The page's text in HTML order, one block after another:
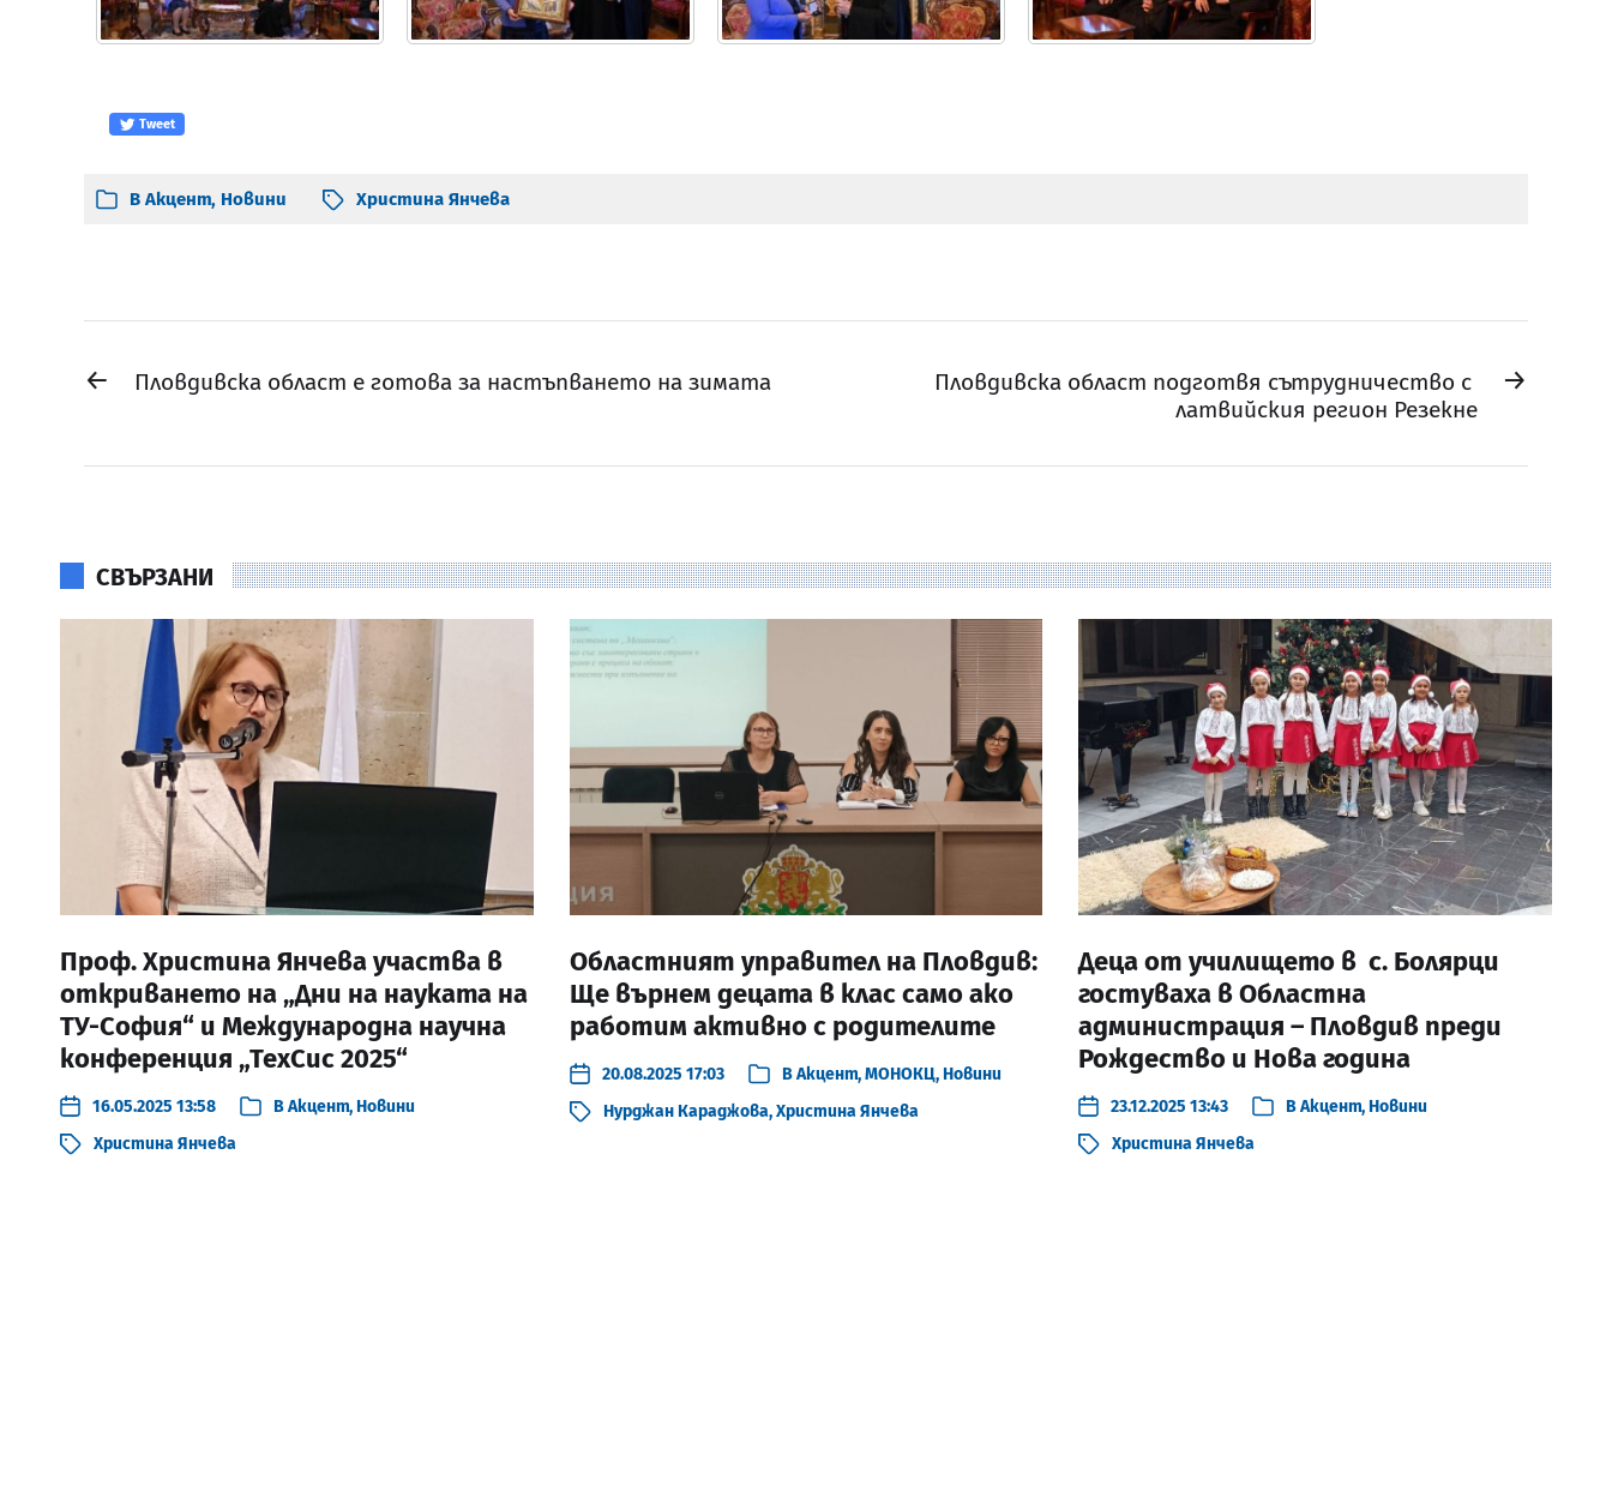
Tweet
В Акцент, Новини Христина Янчева
← Пловдивска област е готова за настъпването на зимата →
Пловдивска област подготвя сътрудничество с
латвийския регион Резекне
СВЪРЗАНИ
Проф. Христина Янчева участва в
откриването на „Дни на науката на
ТУ-София“ и Международна научна
конференция „ТехСис 2025“
16.05.2025 13:58 ВАкцент,Новини
Христина Янчева
Областният управител на Пловдив:
Ще върнем децата в клас само ако
работим активно с родителите
20.08.2025 17:03 ВАкцент,МОНОКЦ,Новини
Нурджан Караджова,Христина Янчева
Деца от училището в с. Болярци
гостуваха в Областна
администрация – Пловдив преди
Рождество и Нова година
23.12.2025 13:43 ВАкцент,Новини
Христина Янчева